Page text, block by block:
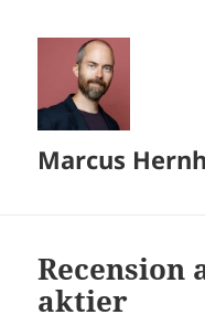
Marcus
Recension
aktier